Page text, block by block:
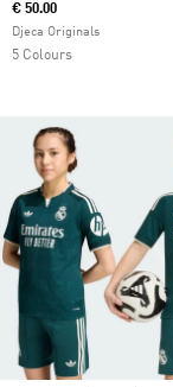
€ 50.00
Djeca Originals
5 Colours